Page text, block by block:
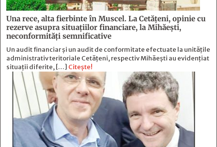
Una rece, alta fierbinte în Muscel. La Cetăţeni, opinie cu
rezerve asupra situaţiilor financiare, la Mihăeşti,
neconformităţi semnificative
Un audit financiar și un audit de conformitate efectuate la unitățile
administrativ teritoriale Cetățeni, respectiv Mihăești au evidențiat
situații diferite, […] Citește!